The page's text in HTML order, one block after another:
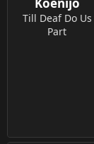
Till Deaf Do Us
Part